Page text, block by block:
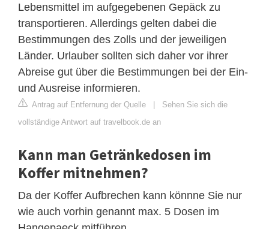
Lebensmittel im aufgegebenen Gepäck zu
transportieren. Allerdings gelten dabei die
Bestimmungen des Zolls und der jeweiligen
Länder. Urlauber sollten sich daher vor ihrer
Abreise gut über die Bestimmungen bei der Ein-
und Ausreise informieren.
Antrag auf Entfernung der Quelle | Sehen Sie sich die
vollständige Antwort auf travelbook.de an
Kann man Getränkedosen im
Koffer mitnehmen?
Da der Koffer Aufbrechen kann könnne Sie nur
wie auch vorhin genannt max. 5 Dosen im